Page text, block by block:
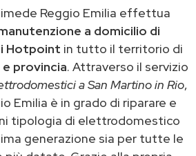
Reggio Emilia effettua
a domicilio di
Hotpoint in tutto il territorio di
provincia. Attraverso il servizio
a San Martino in Rio,
Emilia è in grado di riparare e
tipologia di elettrodomestico
generazione sia per tutte le